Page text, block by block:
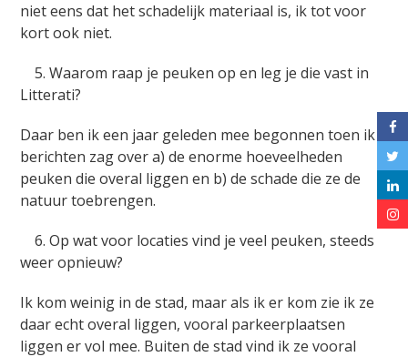
niet eens dat het schadelijk materiaal is, ik tot voor
kort ook niet.
5. Waarom raap je peuken op en leg je die vast in
Litterati?
Daar ben ik een jaar geleden mee begonnen toen ik
berichten zag over a) de enorme hoeveelheden
peuken die overal liggen en b) de schade die ze de
natuur toebrengen.
6. Op wat voor locaties vind je veel peuken, steeds
weer opnieuw?
Ik kom weinig in de stad, maar als ik er kom zie ik ze
daar echt overal liggen, vooral parkeerplaatsen
liggen er vol mee. Buiten de stad vind ik ze vooral